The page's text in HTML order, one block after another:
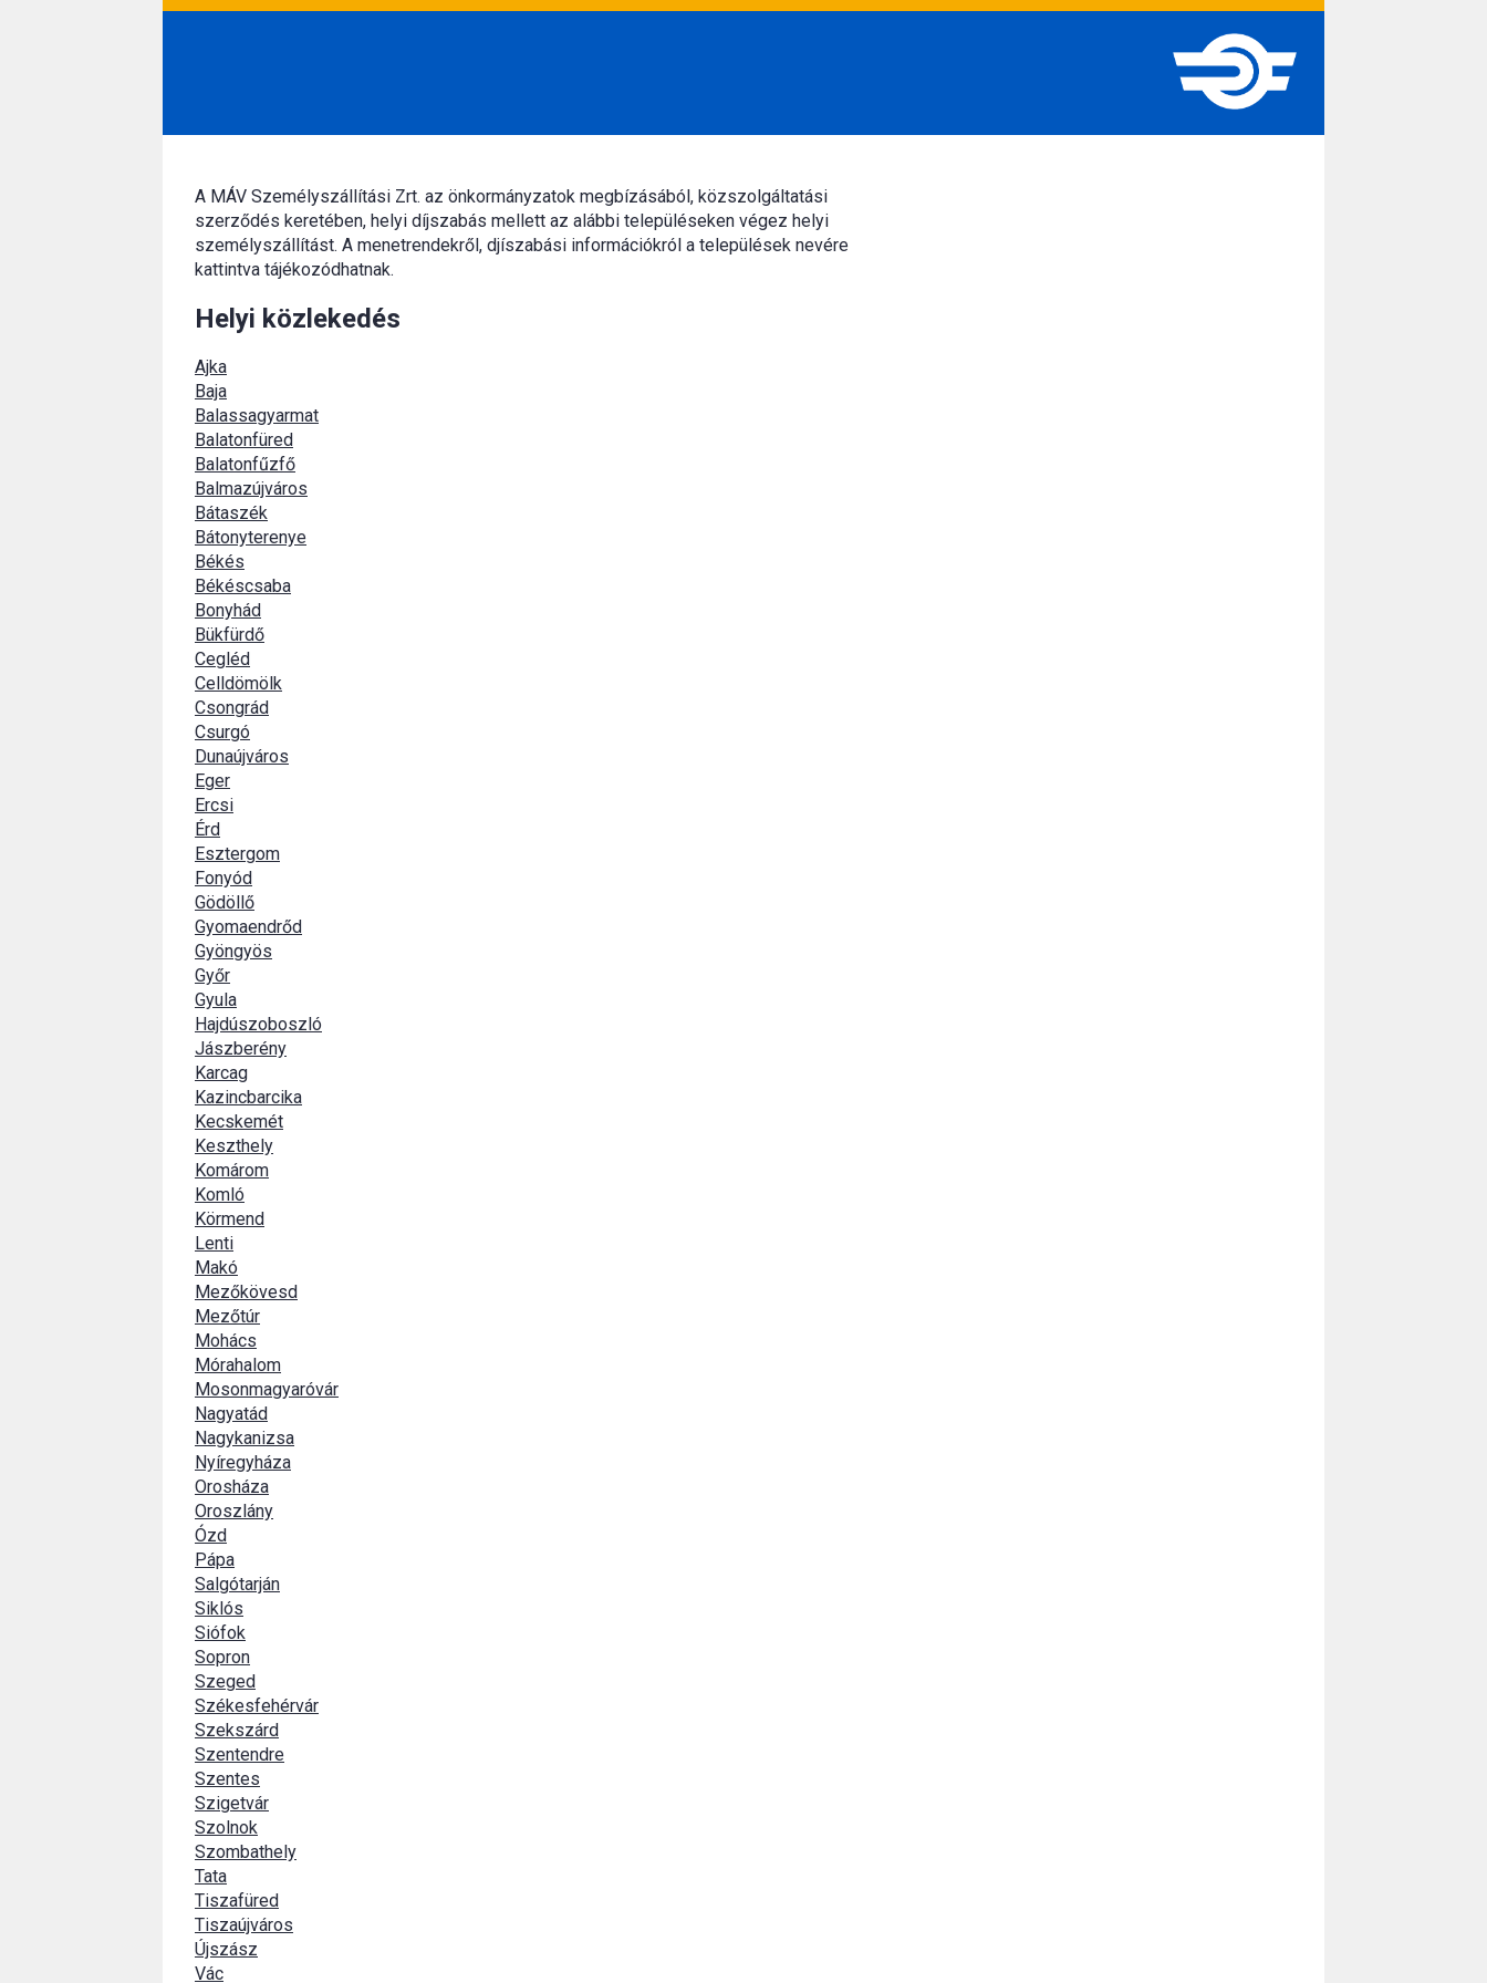
A MÁV Személyszállítási Zrt. az önkormányzatok megbízásából, közszolgáltatási
szerződés keretében, helyi díjszabás mellett az alábbi településeken végez helyi
személyszállítást. A menetrendekről, djíszabási információkról a települések nevére
kattintva tájékozódhatnak.
Helyi közlekedés
Ajka
Baja
Balassagyarmat
Balatonfüred
Balatonfűzfő
Balmazújváros
Bátaszék
Bátonyterenye
Békés
Békéscsaba
Bonyhád
Bükfürdő
Cegléd
Celldömölk
Csongrád
Csurgó
Dunaújváros
Eger
Ercsi
Érd
Esztergom
Fonyód
Gödöllő
Gyomaendrőd
Gyöngyös
Győr
Gyula
Hajdúszoboszló
Jászberény
Karcag
Kazincbarcika
Kecskemét
Keszthely
Komárom
Komló
Körmend
Lenti
Makó
Mezőkövesd
Mezőtúr
Mohács
Mórahalom
Mosonmagyaróvár
Nagyatád
Nagykanizsa
Nyíregyháza
Orosháza
Oroszlány
Ózd
Pápa
Salgótarján
Siklós
Siófok
Sopron
Szeged
Székesfehérvár
Szekszárd
Szentendre
Szentes
Szigetvár
Szolnok
Szombathely
Tata
Tiszafüred
Tiszaújváros
Újszász
Vác